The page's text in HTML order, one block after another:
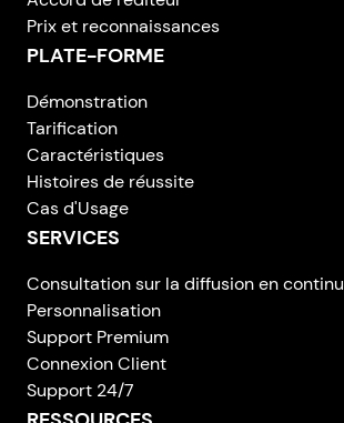
Prix et reconnaissances
PLATE-FORME
Démonstration
Tarification
Caractéristiques
Histoires de réussite
Cas d'Usage
SERVICES
Consultation sur la diffusion en continu
Personnalisation
Support Premium
Connexion Client
Support 24/7